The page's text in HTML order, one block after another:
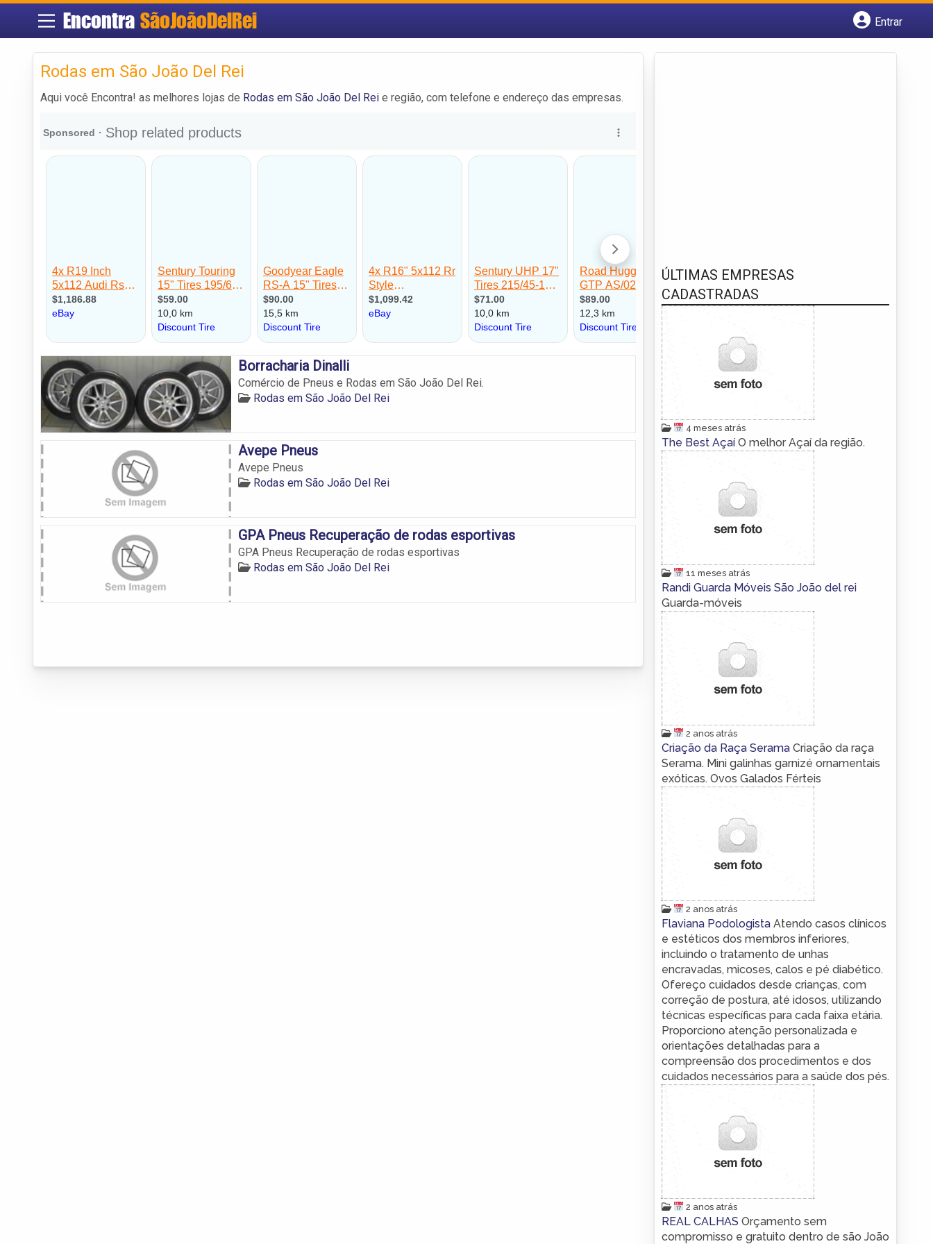
Encontra SãoJoãoDelRei
Entrar
Rodas em São João Del Rei
Aqui você Encontra! as melhores lojas de Rodas em São João Del Rei e região, com telefone e endereço das empresas.
Borracharia Dinalli
Comércio de Pneus e Rodas em São João Del Rei.
Rodas em São João Del Rei
Avepe Pneus
Avepe Pneus
Rodas em São João Del Rei
GPA Pneus Recuperação de rodas esportivas
GPA Pneus Recuperação de rodas esportivas
Rodas em São João Del Rei
ÚLTIMAS EMPRESAS
CADASTRADAS
4 meses atrás
The Best Açaí O melhor Açaí da região.
11 meses atrás
Randi Guarda Móveis São João del rei
Guarda-móveis
2 anos atrás
Criação da Raça Serama Criação da raça
Serama. Mini galinhas garnizé ornamentais
exóticas. Ovos Galados Férteis
2 anos atrás
Flaviana Podologista Atendo casos clínicos
e estéticos dos membros inferiores,
incluindo o tratamento de unhas
encravadas, micoses, calos e pé diabético.
Ofereço cuidados desde crianças, com
correção de postura, até idosos, utilizando
técnicas específicas para cada faixa etária.
Proporciono atenção personalizada e
orientações detalhadas para a
compreensão dos procedimentos e dos
cuidados necessários para a saúde dos pés.
2 anos atrás
REAL CALHAS Orçamento sem
compromisso e gratuito dentro de são João